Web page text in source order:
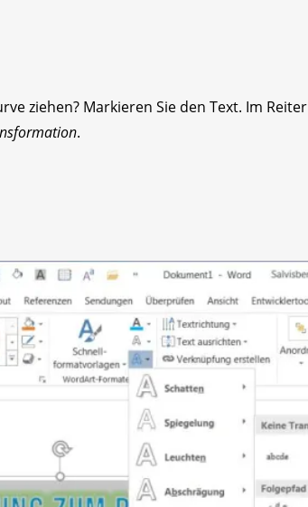
ziehen? Markieren Sie den Text. Im Reiter
.